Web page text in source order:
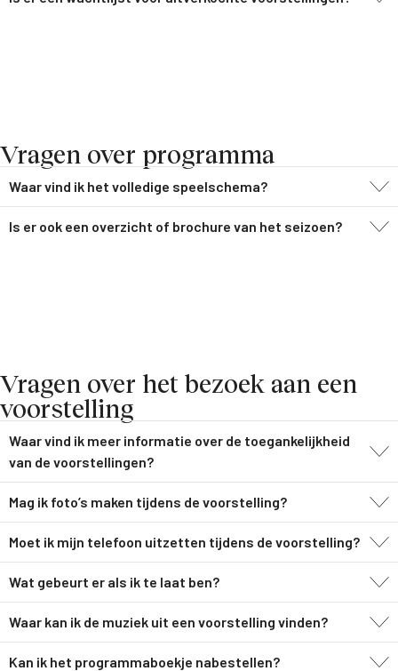
Vragen over programma
Waar vind ik het volledige speelschema?
Is er ook een overzicht of brochure van het seizoen?
Vragen over het bezoek aan een
voorstelling
Waar vind ik meer informatie over de toegankelijkheid
van de voorstellingen?
Mag ik foto’s maken tijdens de voorstelling?
Moet ik mijn telefoon uitzetten tijdens de voorstelling?
Wat gebeurt er als ik te laat ben?
Waar kan ik de muziek uit een voorstelling vinden?
Kan ik het programmaboekje nabestellen?